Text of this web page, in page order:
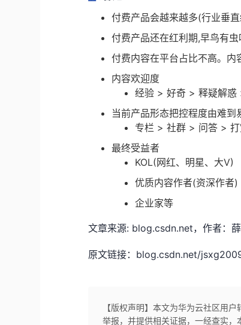
付费产品会越来越多(行业垂
付费产品还在红利期,早鸟有虫
付费内容在平台占比不高。内
内容欢迎度
经验 > 好奇 > 释疑解
当前产品形态把控程度由难到
专栏 > 社群 > 问答 >
最终受益者
KOL(网红、明星、大V)
优质内容作者(资深作者)
企业家等
文章来源: blog.csdn.net，作者：
原文链接：blog.csdn.net/
【版权声明】本文为华为云社区用
举报，并提供相关证据，一经查实，